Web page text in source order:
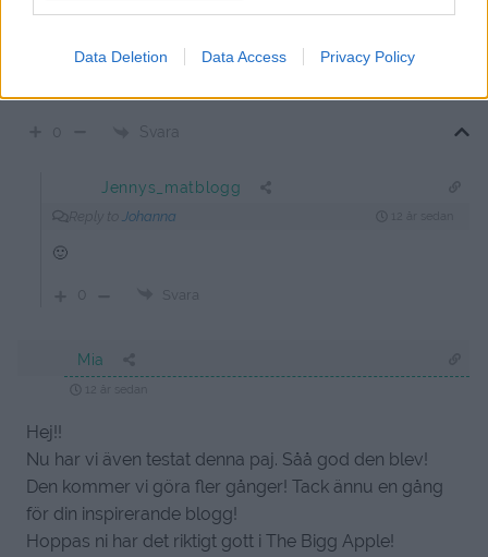
Data Deletion Data Access Privacy Policy
grön pesto istället för röd 😉
0 Svara
Jennys_matblogg
Johanna
🙂
0 Svara
Mia
12 år sedan
Hej!!
Nu har vi även testat denna paj. Såå god den blev!
Den kommer vi göra fler gånger! Tack ännu en gång
för din inspirerande blogg!
Hoppas ni har det riktigt gott i The Bigg Apple!